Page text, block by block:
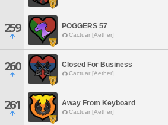
259 POGGERS 57
Cactuar [Aether]
260 Closed For Business
Cactuar [Aether]
261 Away From Keyboard
Cactuar [Aether]